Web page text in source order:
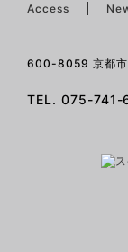
Access
600-8059 京都市
TEL. 075-